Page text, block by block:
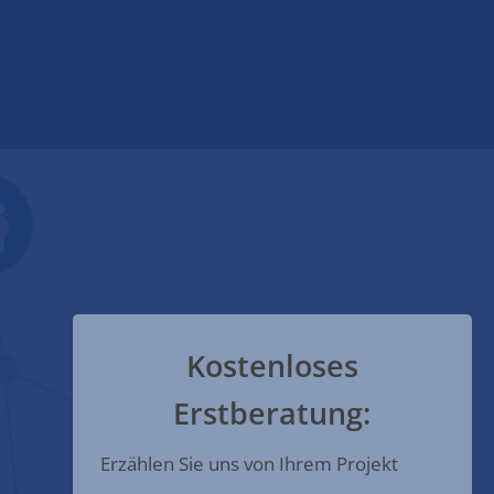
Kostenloses
Erstberatung:
Erzählen Sie uns von Ihrem Projekt